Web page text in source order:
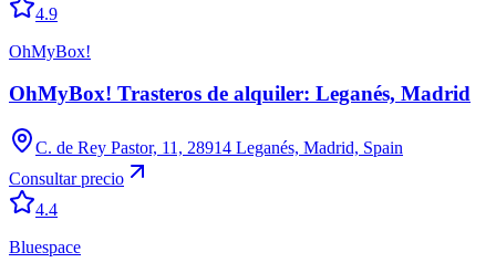
4.9
OhMyBox!
OhMyBox! Trasteros de alquiler: Leganés, Madrid
C. de Rey Pastor, 11, 28914 Leganés, Madrid, Spain
Consultar precio
4.4
Bluespace